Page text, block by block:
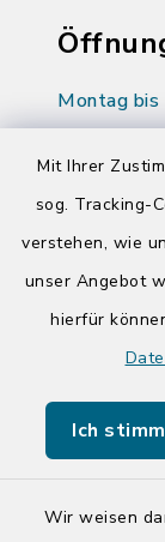
Mit Ihrer
sog. Tracking-
verstehen, wie
unser Angebot
hierfür
Ich
Wir weisen
Montag bis
14:00-
Tourist-